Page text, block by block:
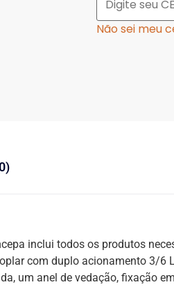
Não sei meu
inclui todos os produtos
com duplo acionamento 3/6
um anel de vedação, fixação